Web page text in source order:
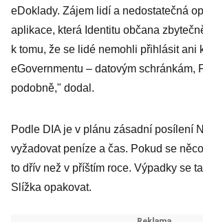
eDoklady. Zájem lidí a nedostatečná
aplikace, která Identitu občana
k tomu, že se lidé nemohli přihlásit ani
eGovernmentu – datovým schránkám,
podobně," dodal.
Podle DIA je v plánu zásadní posílení
vyžadovat peníze a čas. Pokud se
to dřív než v příštím roce. Výpadky se
Slížka opakovat.